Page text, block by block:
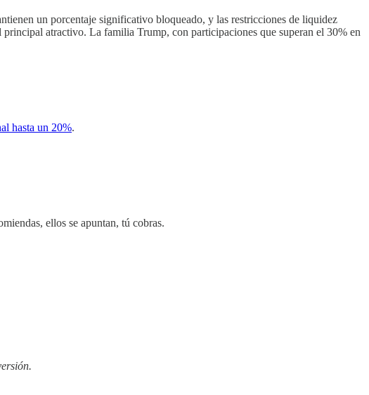
un porcentaje significativo bloqueado, y las restricciones de liquidez
atractivo. La familia Trump, con participaciones que superan el 30% en
hasta un 20%.
ellos se apuntan, tú cobras.